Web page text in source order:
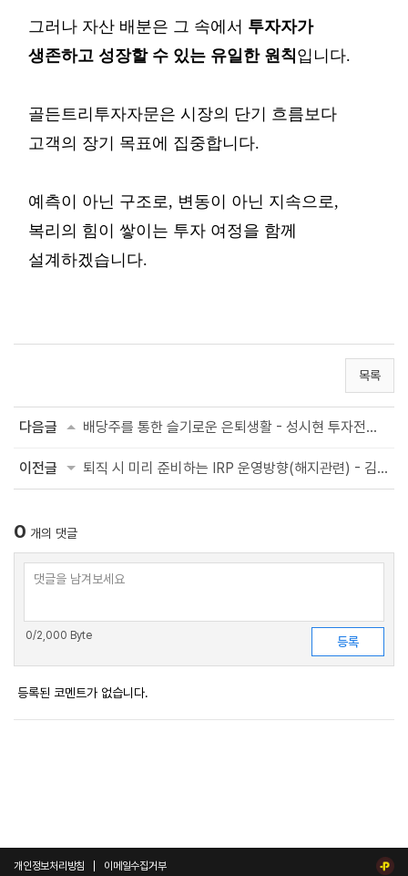
그러나 자산 배분은 그 속에서 투자자가
생존하고 성장할 수 있는 유일한 원칙입니다.
골든트리투자자문은 시장의 단기
흐름보다
고객의 장기 목표에 집중합니다.
예측이 아닌 구조로, 변동이 아닌 지속으로,
복리의 힘이 쌓이는 투자 여정을 함께
설계하겠습니다.
목록
다음글 배당주를 통한 슬기로운 은퇴생활 - 성시현 투자전문위원
이전글 퇴직 시 미리 준비하는 IRP 운영방향(해지관련) - 김성주 투자전문위원
0 개의 댓글
0/2,000 Byte
등록된 코멘트가 없습니다.
개인정보처리방침 이메일수집거부